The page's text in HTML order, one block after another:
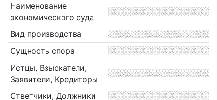
Наименование
экономического суда
Вид производства
Сущность спора
Истцы, Взыскатели,
Заявители, Кредиторы
Ответчики, Должники